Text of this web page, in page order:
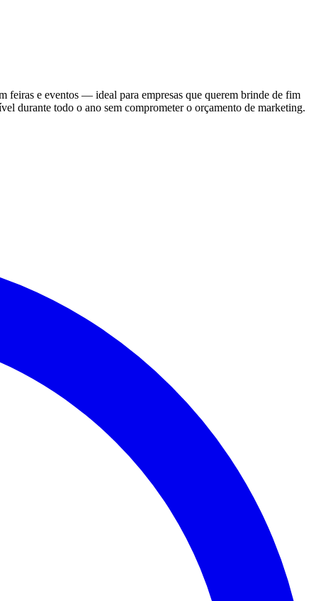
feiras e eventos — ideal para empresas que querem brinde de fim
durante todo o ano sem comprometer o orçamento de marketing.